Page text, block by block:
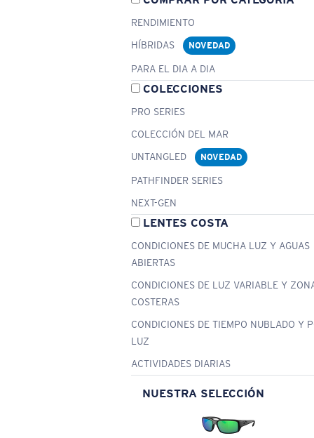
RENDIMIENTO
HÍBRIDAS
NOVEDAD
PARA EL DIA A DIA
COLECCIONES
PRO SERIES
COLECCIÓN DEL MAR
UNTANGLED
NOVEDAD
PATHFINDER SERIES
NEXT-GEN
LENTES COSTA
CONDICIONES DE MUCHA LUZ Y AGUAS
ABIERTAS
CONDICIONES DE LUZ VARIABLE Y
COSTERAS
CONDICIONES DE TIEMPO NUBLADO Y
LUZ
ACTIVIDADES DIARIAS
NUESTRA SELECCIÓN